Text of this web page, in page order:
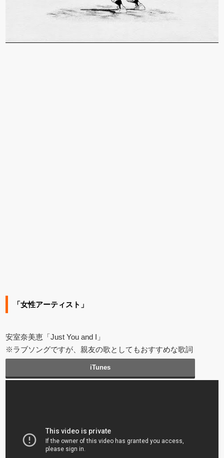
「女性アーティスト」
安室奈美恵「Just You and I」
※ラブソングですが、親友の歌としてもおすすめな歌詞
iTunes